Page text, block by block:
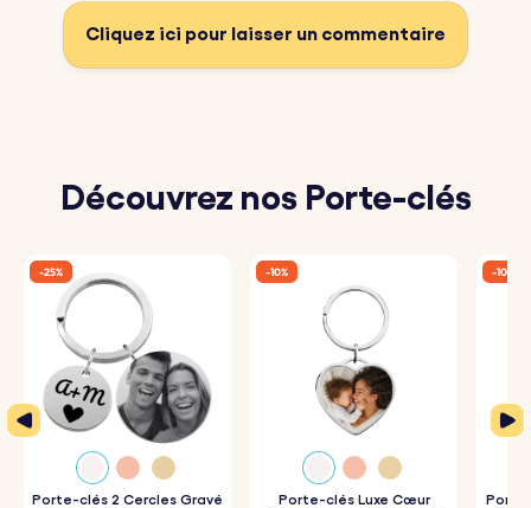
Cliquez ici pour laisser un commentaire
Découvrez nos Porte-clés
Porte-clés 2 Cercles Gravé
-25%
Porte-clés Luxe Cœur
-10% -10%